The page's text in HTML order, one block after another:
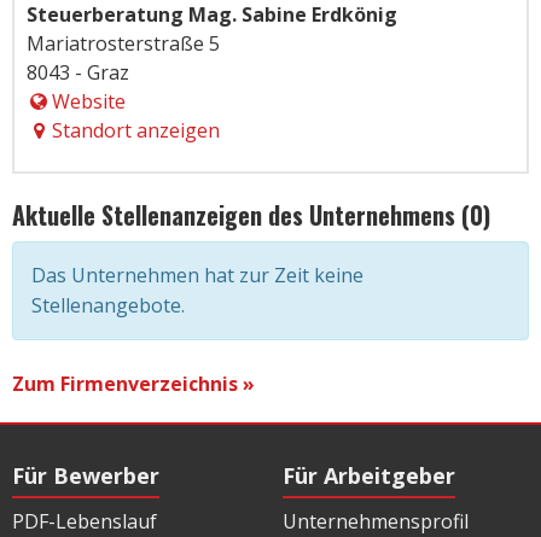
Steuerberatung Mag. Sabine Erdkönig
Mariatrosterstraße 5
8043 - Graz
Website
Standort anzeigen
Aktuelle Stellenanzeigen des Unternehmens (0)
Das Unternehmen hat zur Zeit keine
Stellenangebote.
Zum Firmenverzeichnis »
Für Bewerber
PDF-Lebenslauf
Für Arbeitgeber
Unternehmensprofil